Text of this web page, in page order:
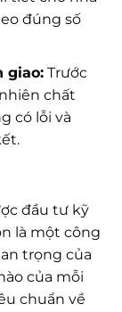
đúng số
giao:Trước
chất
có lỗi và
đầu tư kỹ
là một công
trọng của
của mỗi
chuẩn về